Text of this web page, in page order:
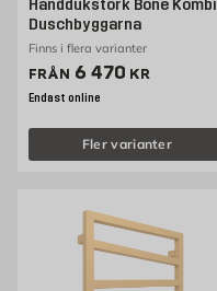
Handdukstork Bone Kombi
Duschbyggarna
Finns i flera varianter
FRÅN Pris 6470 kr
6 470 KR
Endast online
Fler varianter